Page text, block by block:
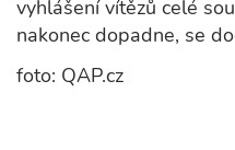
vyhlášení vítězů celé
nakonec dopadne, se
foto: QAP.cz